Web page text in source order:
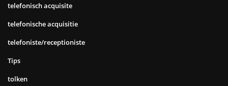
telefonisch acquisite
telefonische acquisitie
telefoniste/receptioniste
Tips
tolken